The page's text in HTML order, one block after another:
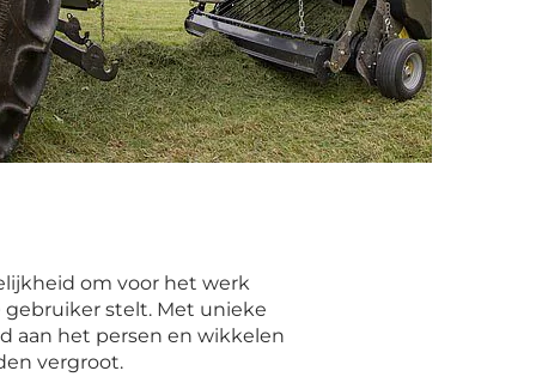
om voor het werk
gebruiker stelt. Met unieke
aan het persen en wikkelen
vergroot.